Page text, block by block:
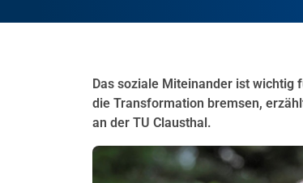
Das soziale Miteinander ist wichtig
die Transformation bremsen,
an der TU Clausthal.